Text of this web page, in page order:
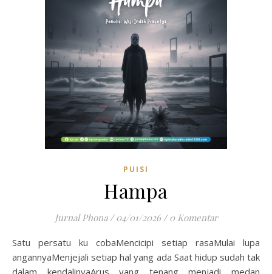
PUISI
Hampa
Jurnal Phona / 04/01/2026 / 0 Komentar
Satu persatu ku cobaMencicipi setiap rasaMulai lupa
angannyaMenjejali setiap hal yang ada Saat hidup sudah tak
dalam kendalinyaArus yang tenang menjadi medan